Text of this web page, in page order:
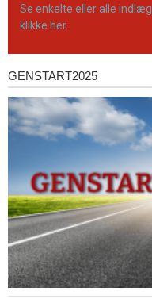
Se enkelte eller alle
klikke her.
Genstart2025
GENSTART2025